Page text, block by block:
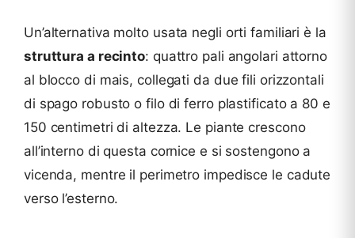
Un’alternativa molto usata negli orti familiari è la
struttura a recinto: quattro pali angolari attorno
al blocco di mais, collegati da due fili orizzontali
di spago robusto o filo di ferro plastificato a 80 e
150 centimetri di altezza. Le piante crescono
all’interno di questa cornice e si sostengono a
vicenda, mentre il perimetro impedisce le cadute
verso l’esterno.